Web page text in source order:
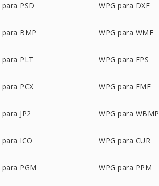
para PSD WPG para DXF
para BMP WPG para WMF
para PLT WPG para EPS
para PCX WPG para EMF
para JP2 WPG para WBMP
para ICO WPG para CUR
para PGM WPG para PPM